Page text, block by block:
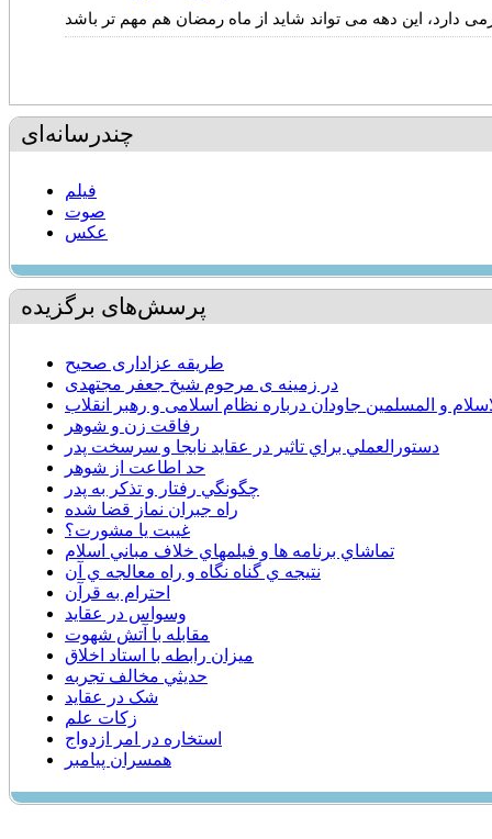
چندرسانه‌ای
فیلم
صوت
عکس
پرسش‌های برگزیده
طریقه عزاداری صحیح
در زمینه ی مرحوم شیخ جعفر مجتهدی
و المسلمین جاودان درباره نظام اسلامی و رهبر انقلاب
رفاقت زن و شوهر
دستورالعملي براي تاثير در عقايد نابجا و سرسخت پدر
حد اطاعت از شوهر
چگونگي رفتار و تذكر به پدر
راه جبران نماز قضا شده
غيبت يا مشورت؟
تماشاي برنامه ها و فيلمهاي خلاف مباني اسلام
نتيجه ي گناه نگاه و راه معالجه ي آن
احترام به قرآن
وسواس در عقاید
مقابله با آتش شهوت
میزان رابطه با استاد اخلاق
حديثي مخالف تجربه
شک در عقاید
زکات علم
استخاره در امر ازدواج
همسران پیامبر